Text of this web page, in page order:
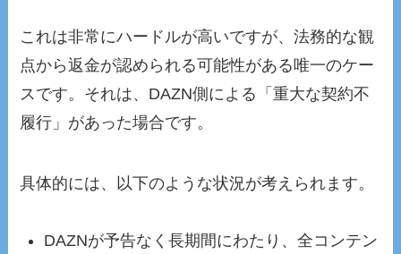
これは非常にハードルが高いですが、法務的な観
点から返金が認められる可能性がある唯一のケー
スです。それは、DAZN側による「重大な契約不
履行」があった場合です。
具体的には、以下のような状況が考えられます。
DAZNが予告なく長期間にわたり、全コンテン